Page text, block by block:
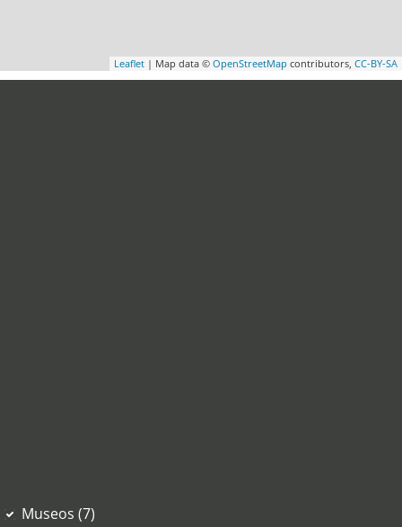
Leaflet | Map data © OpenStreetMap contributors, CC-BY-SA
Museos (7)